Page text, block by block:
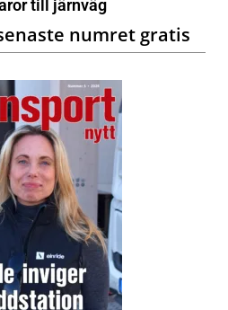
till järnväg
numret gratis